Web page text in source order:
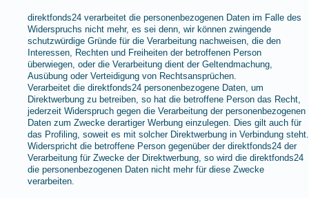
direktfonds24 verarbeitet die personenbezogenen Daten im Falle des
Widerspruchs nicht mehr, es sei denn, wir können zwingende
schutzwürdige Gründe für die Verarbeitung nachweisen, die den
Interessen, Rechten und Freiheiten der betroffenen Person
überwiegen, oder die Verarbeitung dient der Geltendmachung,
Ausübung oder Verteidigung von Rechtsansprüchen.
Verarbeitet die direktfonds24 personenbezogene Daten, um
Direktwerbung zu betreiben, so hat die betroffene Person das Recht,
jederzeit Widerspruch gegen die Verarbeitung der personenbezogenen
Daten zum Zwecke derartiger Werbung einzulegen. Dies gilt auch für
das Profiling, soweit es mit solcher Direktwerbung in Verbindung steht.
Widerspricht die betroffene Person gegenüber der direktfonds24 der
Verarbeitung für Zwecke der Direktwerbung, so wird die direktfonds24
die personenbezogenen Daten nicht mehr für diese Zwecke
verarbeiten.